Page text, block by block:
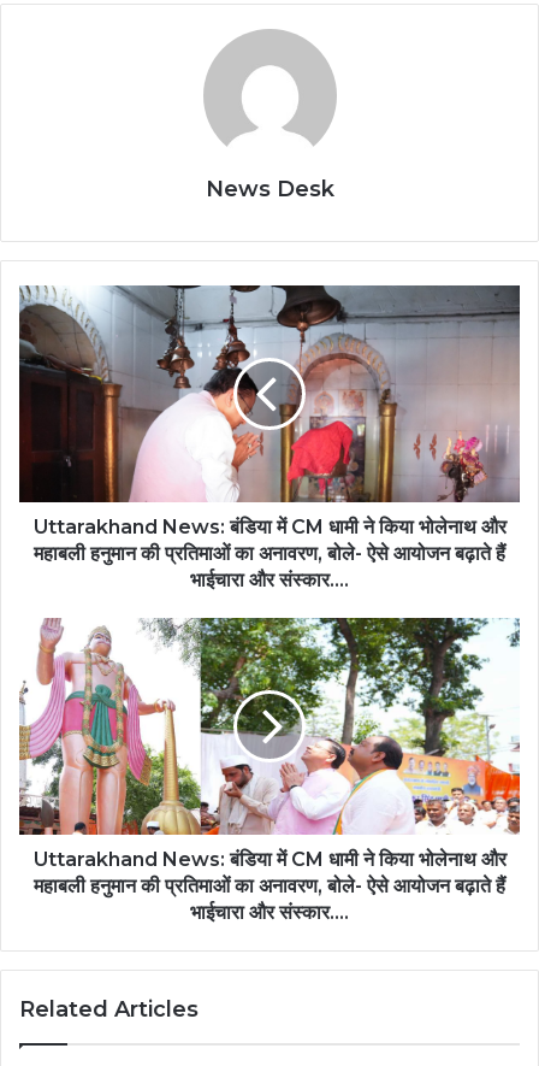
News Desk
Uttarakhand
News:
बंडिया
में
भोलेनाथ
और
महाबली
प्रतिमाओं
अनावरण,
बोले-
ऐसे
आयोजन
बढ़ाते
हैं
भाईचारा
और
संस्कार….
Uttarakhand News: बंडिया में CM धामी ने किया भोलेनाथ और
महाबली हनुमान की प्रतिमाओं का अनावरण, बोले- ऐसे आयोजन बढ़ाते हैं
भाईचारा और संस्कार….
Uttarakhand
News:
बंडिया
में
CM
धामी
ने
किया
भोलेनाथ
और
महाबली
प्रतिमाओं
अनावरण,
Uttarakhand News: बंडिया में CM धामी ने किया भोलेनाथ और
महाबली हनुमान की प्रतिमाओं का अनावरण, बोले- ऐसे आयोजन बढ़ाते हैं
भाईचारा और संस्कार....
Related Articles